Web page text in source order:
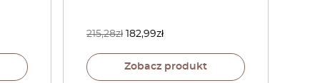
215,28zł 182,99zł
Zobacz produkt